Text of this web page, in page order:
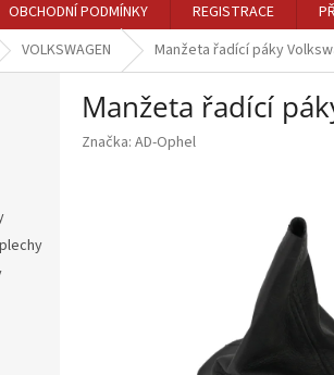
OBCHODNÍ PODMÍNKY REGISTRACE
VOLKSWAGEN Manžeta řadící páky
Manžeta řadící
Značka: AD-Ophel